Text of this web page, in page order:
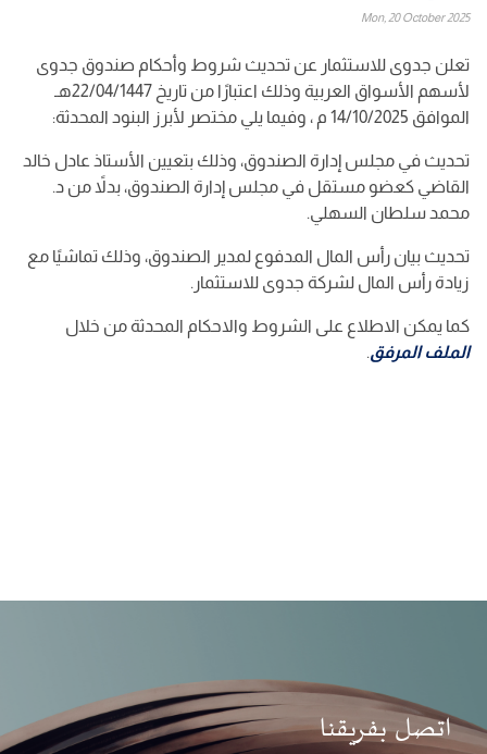
Mon, 20 October 2025
تعلن جدوى للاستثمار عن تحديث شروط وأحكام صندوق جدوى
لأسهم الأسواق العربية وذلك اعتبارًا من تاريخ
22/04/1447هـ
الموافق
14/10/2025 م ، وفيما يلي مختصر لأبرز البنود المحدثة:
تحديث في مجلس إدارة الصندوق، وذلك بتعيين الأستاذ عادل خالد
القاضي كعضو مستقل في مجلس إدارة الصندوق، بدلاً من د.
محمد سلطان السهلي.
تحديث بيان رأس المال المدفوع لمدير الصندوق، وذلك تماشيًا مع
زيادة رأس المال لشركة جدوى للاستثمار.
كما يمكن الاطلاع على الشروط والاحكام المحدثة من خلال
الملف المرفق.
اتصل بفريقنا